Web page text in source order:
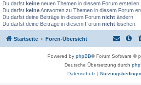
Du darfst keine neuen Themen in diesem Forum erstellen.
Du darfst keineAntworten zu Themen in diesem Forum
Du darfst deine Beiträge in diesem Forum nicht ändern.
Du darfst deine Beiträge in diesem Forum nicht löschen.
Startseite Foren-Übersicht
Powered by phpBB® Forum Software ©
Deutsche Übersetzung durch
Datenschutz|